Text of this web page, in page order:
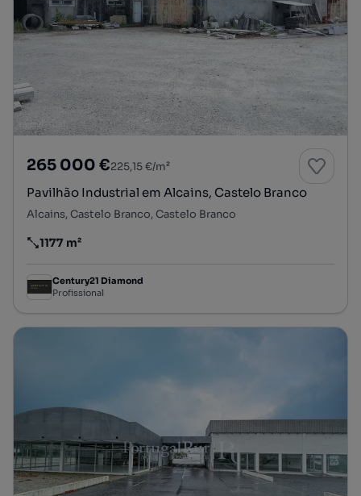
265 000 €225,15 €/m²
Pavilhão Industrial em Alcains, Castelo Branco
Alcains, Castelo Branco, Castelo Branco
Preço por metro quadrado
1177 m²
Century21 Diamond
Profissional